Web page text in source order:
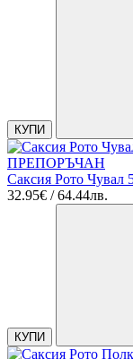
КУПИ
ПРЕПОРЪЧАН
Саксия Рото Чувал
32.95€ / 64.44лв.
КУПИ